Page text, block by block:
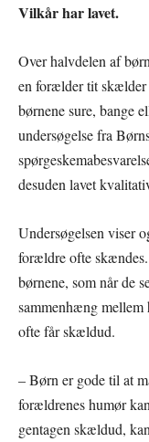
Vilkår har lavet.
Over halvdelen af
en forælder tit skælder
børnene sure, bange
undersøgelse fra
desuden lavet
Undersøgelsen viser
forældre ofte
børnene, som når de
sammenhæng
ofte får skældud.
– Børn er gode til at
forældrenes humør
gentagen skældud,